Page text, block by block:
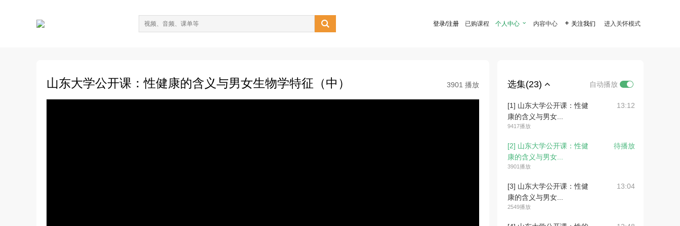
 登录/注册 已购课程 个人中心  内容中心  关注我们 进入关怀模式
山东大学公开课：性健康的含义与男女生物学特征（中） 3901 播放 选集(23) 自动播放
[1] 山东大学公开课：性健
康的含义与男女...
9417播放
13:12
[2] 山东大学公开课：性健
康的含义与男女...
3901播放
待播放
[3] 山东大学公开课：性健
康的含义与男女...
2549播放
13:04